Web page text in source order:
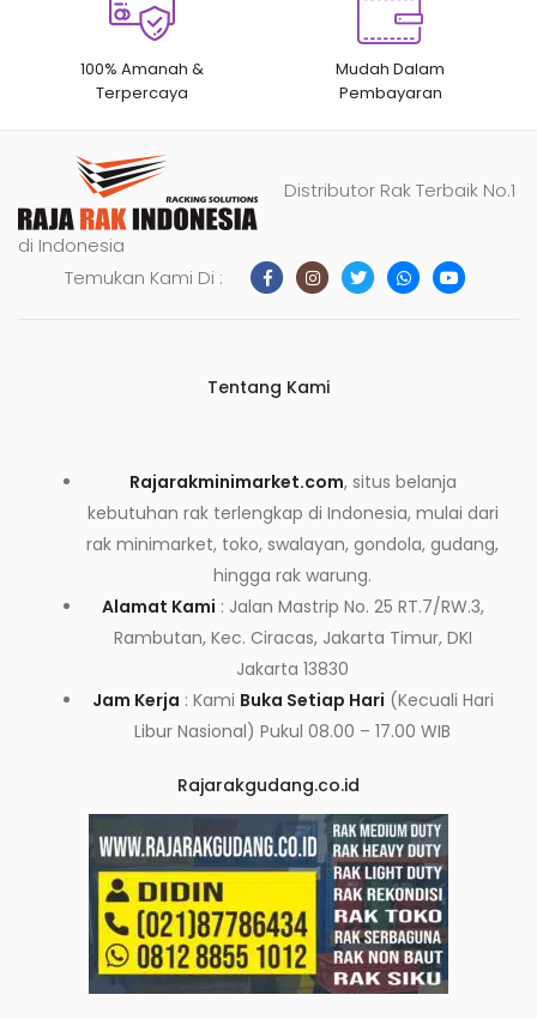
100% Amanah &
Terpercaya
Mudah Dalam
Pembayaran
Distributor Rak Terbaik No.1
di Indonesia
Temukan Kami Di :
Tentang Kami
Rajarakminimarket.com, situs belanja
kebutuhan rak terlengkap di Indonesia, mulai dari
rak minimarket, toko, swalayan, gondola, gudang,
hingga rak warung.
Alamat Kami : Jalan Mastrip No. 25 RT.7/RW.3,
Rambutan, Kec. Ciracas, Jakarta Timur, DKI
Jakarta 13830
Jam Kerja : Kami Buka Setiap Hari (Kecuali Hari
Libur Nasional) Pukul 08.00 – 17.00 WIB
Rajarakgudang.co.id